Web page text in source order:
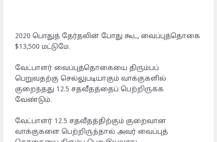
2020 பொதுத் தேர்தலின் போது கூட, வைப்புத்தொகை
$13,500 மட்டுமே.
வேட்பாளர் வைப்புத்தொகையை திரும்பப்
பெறுவதற்கு செல்லுபடியாகும் வாக்குகளில்
குறைந்தது 12.5 சதவீதத்தைப் பெற்றிருக்க
வேண்டும்.
வேட்பாளர் 12.5 சதவீதத்திற்கும் குறைவான
வாக்குகளை பெற்றிருந்தால் அவர் வைப்புத்